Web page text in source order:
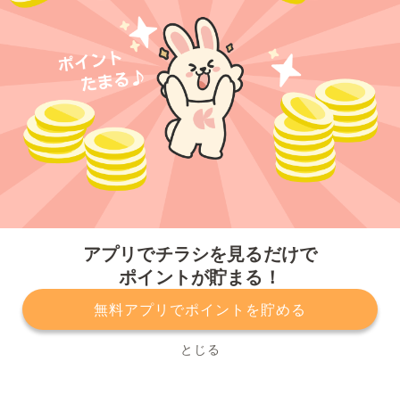
アプリでチラシを見るだけで
ポイントが貯まる！
無料アプリでポイントを貯める
とじる
プライバシーポリシー 利用規約
運営会社
サービスに関してのお問い合わせ